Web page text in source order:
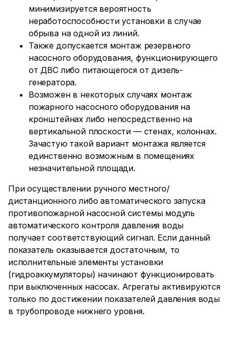
минимизируется вероятность
неработоспособности установки в случае
обрыва на одной из линий.
Также допускается монтаж резервного
насосного оборудования, функционирующего
от ДВС либо питающегося от дизель-
генератора.
Возможен в некоторых случаях монтаж
пожарного насосного оборудования на
кронштейнах либо непосредственно на
вертикальной плоскости — стенах, колоннах.
Зачастую такой вариант монтажа является
единственно возможным в помещениях
незначительной площади.
При осуществлении ручного местного/
дистанционного либо автоматического запуска
противопожарной насосной системы модуль
автоматического контроля давления воды
получает соответствующий сигнал. Если данный
показатель оказывается достаточным, то
исполнительные элементы установки
(гидроаккумуляторы) начинают функционировать
при выключенных насосах. Агрегаты активируются
только по достижении показателей давления воды
в трубопроводе нижнего уровня.